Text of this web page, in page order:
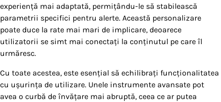
experiență mai adaptată, permițându-le să stabilească
parametrii specifici pentru alerte. Această personalizare
poate duce la rate mai mari de implicare, deoarece
utilizatorii se simt mai conectați la conținutul pe care îl
urmăresc.
Cu toate acestea, este esențial să echilibrați funcționalitatea
cu ușurința de utilizare. Unele instrumente avansate pot
avea o curbă de învățare mai abruptă, ceea ce ar putea